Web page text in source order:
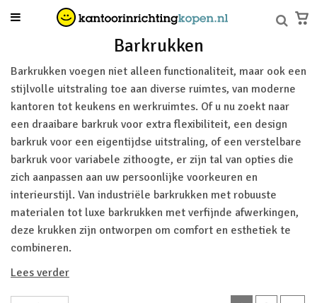
Barkrukken
Barkrukken voegen niet alleen functionaliteit, maar ook een
stijlvolle uitstraling toe aan diverse ruimtes, van moderne
kantoren tot keukens en werkruimtes. Of u nu zoekt naar
een draaibare barkruk voor extra flexibiliteit, een design
barkruk voor een eigentijdse uitstraling, of een verstelbare
barkruk voor variabele zithoogte, er zijn tal van opties die
zich aanpassen aan uw persoonlijke voorkeuren en
interieurstijl. Van industriële barkrukken met robuuste
materialen tot luxe barkrukken met verfijnde afwerkingen,
deze krukken zijn ontworpen om comfort en esthetiek te
combineren.
Lees verder